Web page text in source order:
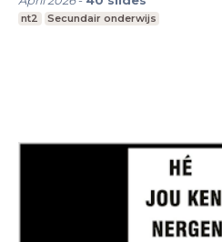
nt2 Secundair onderwijs